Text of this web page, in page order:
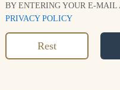
BY ENTERING YOUR E-MAIL
PRIVACY POLICY
Rest